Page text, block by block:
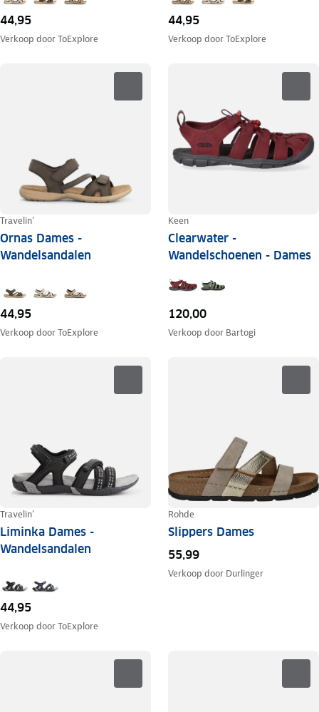
44,95
Verkoop doorToExplore
44,95
Verkoop doorToExplore
Travelin'
Ornas Dames -
Wandelsandalen
44,95
Verkoop doorToExplore
Keen
Clearwater -
Wandelschoenen - Dames
120,00
Verkoop door Bartogi
Travelin'
Liminka Dames -
Wandelsandalen
44,95
Verkoop doorToExplore
Rohde
Slippers Dames
55,99
Verkoop door Durlinger